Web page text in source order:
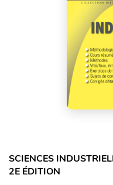
SCIENCES
2E ÉDITION